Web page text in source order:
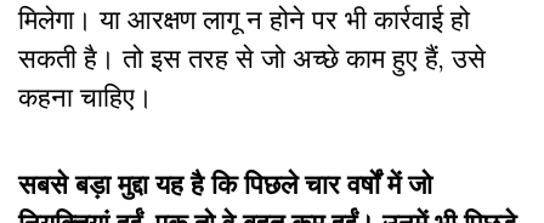
मिलेगा। या आरक्षण लागू न होने पर भी कार्रवाई हो
सकती है। तो इस तरह से जो अच्छे काम हुए हैं, उसे
कहना चाहिए।
सबसे बड़ा मुद्दा यह है कि पिछले चार वर्षों में जो